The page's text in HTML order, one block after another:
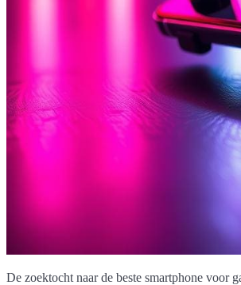
De zoektocht naar de beste smartphone voor